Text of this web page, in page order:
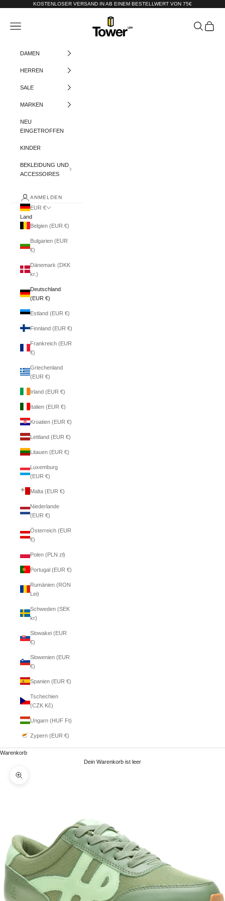
Zum Inhalt springenKOSTENLOSER VERSAND IN AB EINEM BESTELLWERT VON 75€
Tower-London.De
Menü Suchen
DAMEN
HERREN
SALE
MARKEN
NEU
EINGETROFFEN
KINDER
BEKLEIDUNG UND
ACCESSOIRES
ANMELDEN
EUR €
Land
Belgien (EUR €)
Bulgarien (EUR
€)
Dänemark (DKK
kr.)
Deutschland
(EUR €)
Estland (EUR €)
Finnland (EUR €)
Frankreich (EUR
€)
Griechenland
(EUR €)
Irland (EUR €)
Italien (EUR €)
Kroatien (EUR €)
Lettland (EUR €)
Litauen (EUR €)
Luxemburg
(EUR €)
Malta (EUR €)
Niederlande
(EUR €)
Österreich (EUR
€)
Polen (PLN zł)
Portugal (EUR €)
Rumänien (RON
Lei)
Schweden (SEK
kr)
Slowakei (EUR
€)
Slowenien (EUR
€)
Spanien (EUR €)
Tschechien
(CZK Kč)
Ungarn (HUF Ft)
Zypern (EUR €)
Warenkorb
Dein Warenkorb ist leer
Bild vergrößern